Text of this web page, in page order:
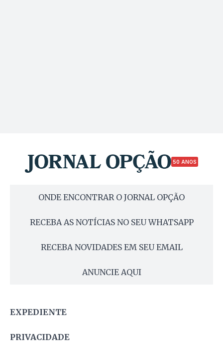
50 ANOS
ONDE ENCONTRAR O JORNAL OPÇÃO
RECEBA AS NOTÍCIAS NO SEU WHATSAPP
RECEBA NOVIDADES EM SEU EMAIL
ANUNCIE AQUI
EXPEDIENTE
PRIVACIDADE